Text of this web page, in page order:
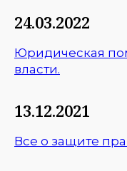
24.03.2022
Юридическая
власти.
13.12.2021
Все о защите